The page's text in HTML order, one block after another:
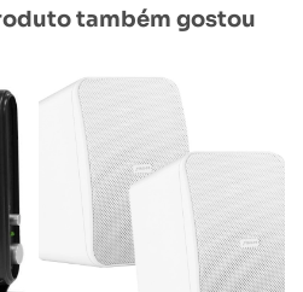
também gostou